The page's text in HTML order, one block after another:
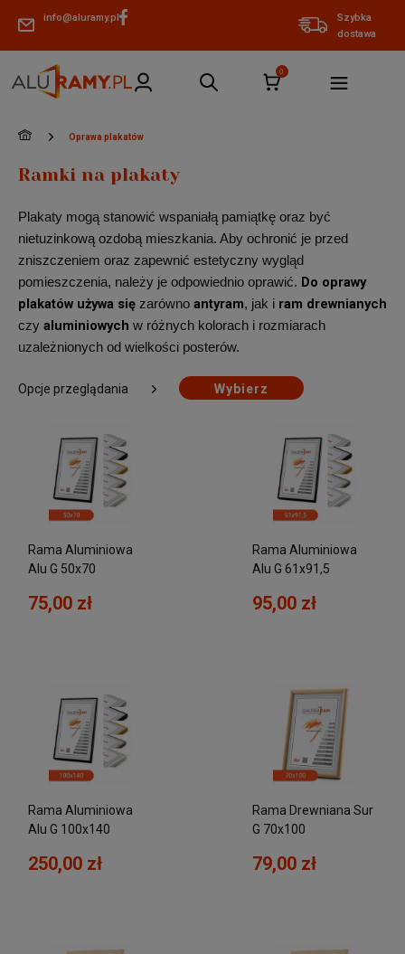
info@aluramy.pl
Szybka
dostawa
» Oprawa plakatów
Ramki na plakaty
Plakaty mogą stanowić wspaniałą pamiątkę oraz być
nietuzinkową ozdobą mieszkania. Aby ochronić je przed
zniszczeniem oraz zapewnić estetyczny wygląd
pomieszczenia, należy je odpowiednio oprawić. Do oprawy
plakatów używa się zarówno antyram, jak i ram drewnianych
czy aluminiowych w różnych kolorach i rozmiarach
uzależnionych od wielkości posterów.
Opcje przeglądania
Wybierz
Rama Aluminiowa
Alu G 50x70
75,00 zł
Rama Aluminiowa
Alu G 61x91,5
95,00 zł
Rama Aluminiowa
Alu G 100x140
250,00 zł
Rama Drewniana Sur
G 70x100
79,00 zł